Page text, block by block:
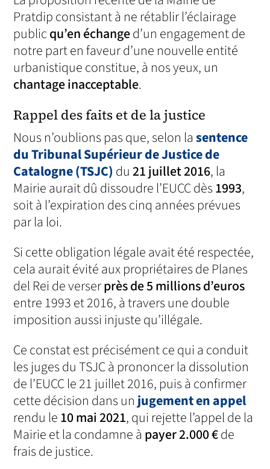
Pratdip consistant à ne rétablir l’éclairage
publicqu’en échanged’un engagement de
notre part en faveur d’une nouvelle entité
urbanistique constitue, à nos yeux, un
chantage inacceptable.
Rappel des faits et de la justice
Nous n’oublions pas que, selon lasentence
du Tribunal Supérieur de Justice de
Catalogne (TSJC) du21 juillet 2016, la
Mairie aurait dû dissoudre l’EUCC dès1993,
soit à l’expiration des cinq années prévues
par la loi.
Si cette obligation légale avait été respectée,
cela aurait évité aux propriétaires de Planes
del Rei de verserprès de 5 millions d’euros
entre 1993 et 2016, à travers une double
imposition aussi injuste qu’illégale.
Ce constat est précisément ce qui a conduit
les juges du TSJC à prononcer la dissolution
de l’EUCC le 21 juillet 2016, puis à confirmer
cette décision dans unjugement en appel
rendu le10 mai 2021, qui rejette l’appel de la
Mairie et la condamne à payer 2.000 €de
frais de justice.